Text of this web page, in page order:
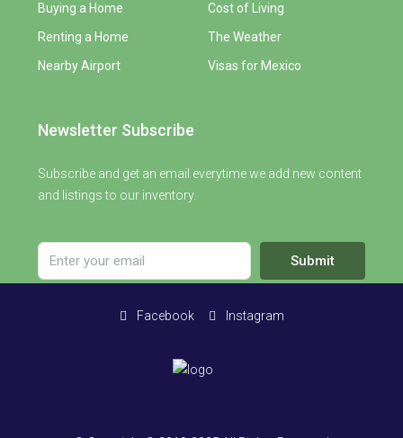
Buying a Home
Renting a Home
Nearby Airport
Cost of Living
The Weather
Visas for Mexico
Newsletter Subscribe
Subscribe and get an email everytime we add new content
and listings to our inventory.
Submit
Facebook Instagram